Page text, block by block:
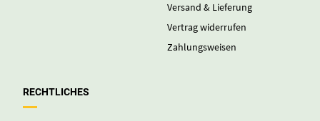
Versand & Lieferung
Vertrag widerrufen
Zahlungsweisen
RECHTLICHES